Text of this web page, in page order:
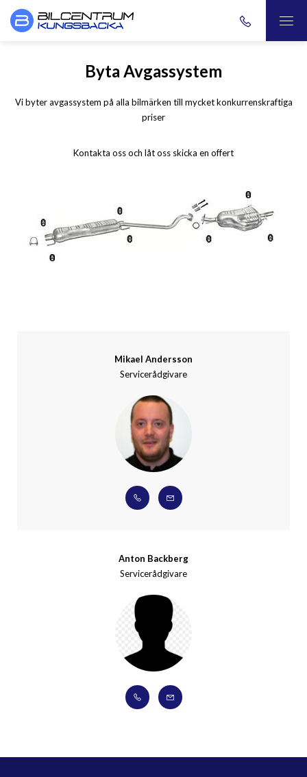
Byta Avgassystem
Vi byter avgassystem på alla bilmärken till mycket konkurrenskraftiga
priser
Kontakta oss och låt oss skicka en offert
Mikael Andersson
Servicerådgivare
Anton Backberg
Servicerådgivare